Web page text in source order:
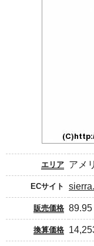
エリア アメ
ECサイト
販売価格 89.95
換算価格